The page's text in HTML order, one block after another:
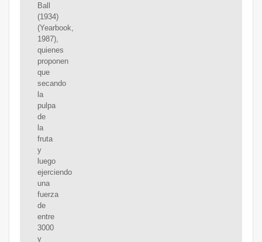
Ball
(1934)
(Yearbook,
1987),
quienes
proponen
que
secando
la
pulpa
de
la
fruta
y
luego
ejerciendo
una
fuerza
de
entre
3000
y